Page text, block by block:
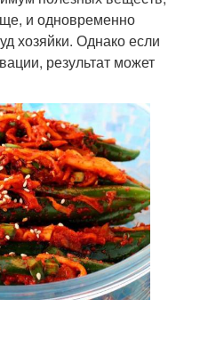
и одновременно
хозяйки. Однако если
результат может